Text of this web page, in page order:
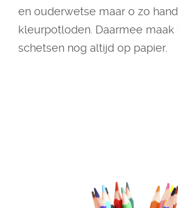
en ouderwetse maar o zo
kleurpotloden. Daarmee maak
schetsen nog altijd op papier.